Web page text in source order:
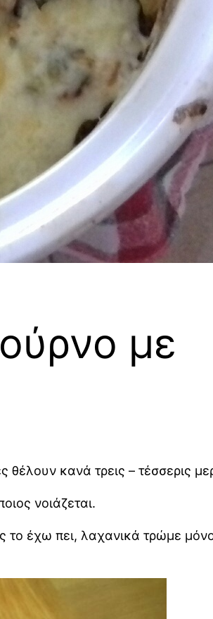
με
θέλουν κανά τρεις – τέσσερις
νοιάζεται.
το έχω πει, λαχανικά τρώμε